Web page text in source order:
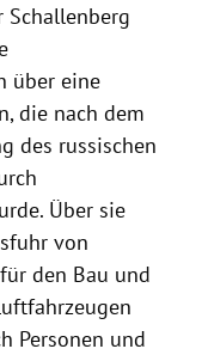
Schallenberg
über eine
die nach dem
des russischen
Über sie
von
den Bau und
Personen und